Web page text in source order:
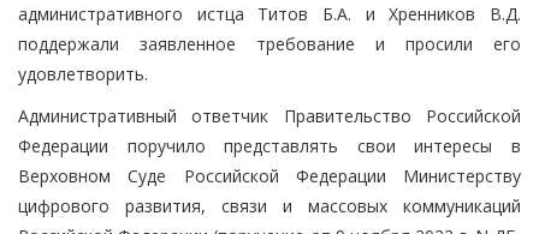
административного истца Титов Б.А. и Хренников В.Д.
поддержали заявленное требование и просили его
удовлетворить.
Административный ответчик Правительство Российской
Федерации поручило представлять свои интересы в
Верховном Суде Российской Федерации Министерству
цифрового развития, связи и массовых коммуникаций